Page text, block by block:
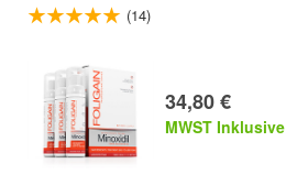
(14)
34,80 €
MWST Inklusive